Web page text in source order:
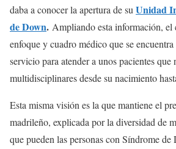
daba a conocer la apertura de suUnidad
de Down. Ampliando esta información, el
enfoque y cuadro médico que se
servicio para atender a unos pacientes que
multidisciplinares desde su nacimiento
Esta misma visión es la que mantiene el
madrileño, explicada por la diversidad de
que pueden las personas con Síndrome